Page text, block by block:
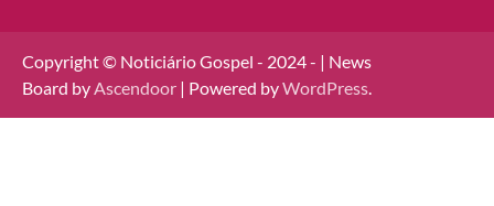
Copyright © Noticiário Gospel - 2024 - | News
Board byAscendoor | Powered byWordPress.